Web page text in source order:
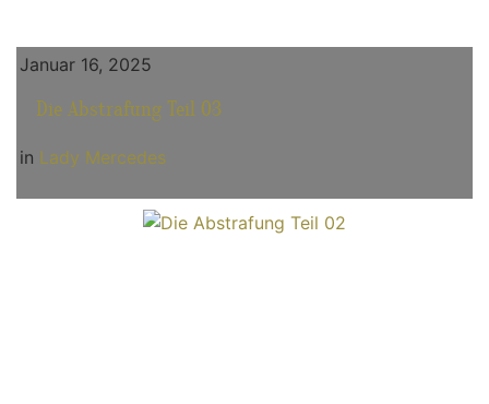
Januar 16, 2025
Die Abstrafung Teil 03
in Lady Mercedes